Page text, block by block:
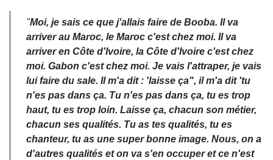
"Moi, je sais ce que j'allais faire de Booba. Il va
arriver au Maroc, le Maroc c'est chez moi. Il va
arriver en Côte d'Ivoire, la Côte d'Ivoire c'est chez
moi. Gabon c'est chez moi. Je vais l'attraper, je vais
lui faire du sale. Il m'a dit : 'laisse ça", il m'a dit 'tu
n'es pas dans ça. Tu n'es pas dans ça, tu es trop
haut, tu es trop loin. Laisse ça, chacun son métier,
chacun ses qualités. Tu as tes qualités, tu es
chanteur, tu as une super bonne image. Nous, on a
d'autres qualités et on va s'en occuper et ce n'est